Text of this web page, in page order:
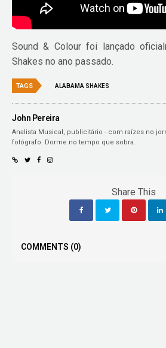
Sound & Colour foi lançado
Shakes no ano passado.
TAGS ALABAMA SHAKES
John Pereira
Analista Musical, publicitário - com raízes no
fotógrafo. Dorme no tempo que sobra.
Share This
COMMENTS (0)